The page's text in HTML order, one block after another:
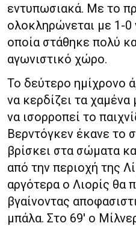
εντυπωσιακά. Με το
ολοκληρώνεται με 1-0
οποία στάθηκε πολύ
αγωνιστικό χώρο.
Το δεύτερο ημίχρονο
να κερδίζει τα
να ισορροπεί το
Βερντόγκεν έκανε το
βρίσκει στα σώματα
από την περιοχή της
αργότερα ο Λιορίς θα
βγαίνοντας
μπάλα. Στο 69′ ο